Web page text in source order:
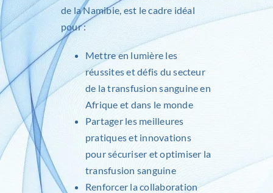
de la Namibie, est le cadre idéal
pour :
Mettre en lumière les
réussites et défis du secteur
de la transfusion sanguine en
Afrique et dans le monde
Partager les meilleures
pratiques et innovations
pour sécuriser et optimiser la
transfusion sanguine
Renforcer la collaboration